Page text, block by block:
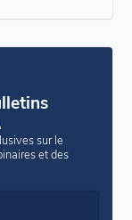
sur le
et des